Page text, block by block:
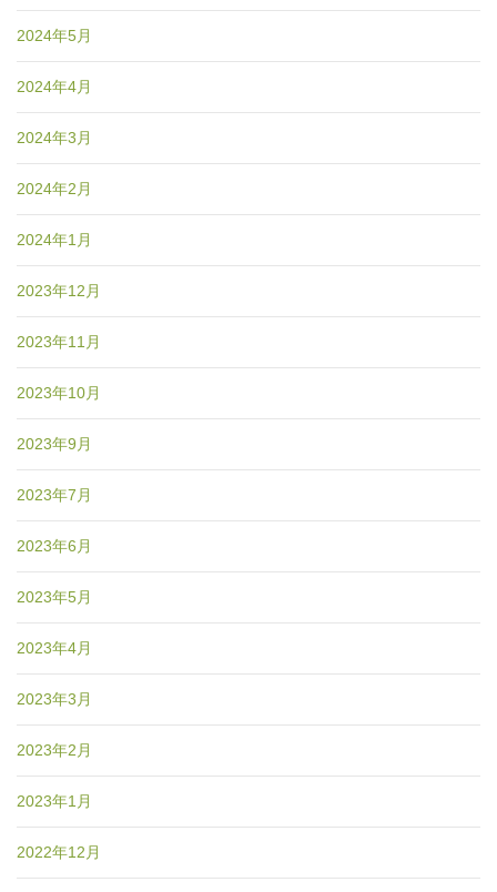
2024年5月
2024年4月
2024年3月
2024年2月
2024年1月
2023年12月
2023年11月
2023年10月
2023年9月
2023年7月
2023年6月
2023年5月
2023年4月
2023年3月
2023年2月
2023年1月
2022年12月